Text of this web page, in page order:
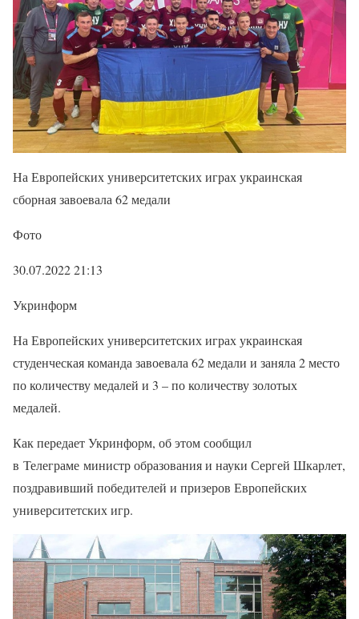
На Европейских университетских играх украинская
сборная завоевала 62 медали
Фото
30.07.2022 21:13
Укринформ
На Европейских университетских играх украинская
студенческая команда завоевала 62 медали и заняла 2 место
по количеству медалей и 3 – по количеству золотых
медалей.
Как передает Укринформ, об этом сообщил
в Телеграме министр образования и науки Сергей Шкарлет,
поздравивший победителей и призеров Европейских
университетских игр.